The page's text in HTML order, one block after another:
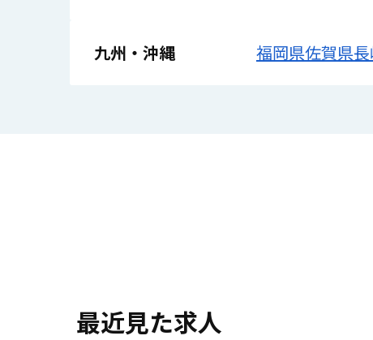
九州・沖縄 福岡県佐賀県
最近見た求人